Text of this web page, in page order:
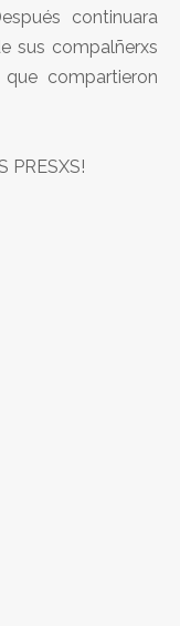
continuara
sus compalñerxs
compartieron
PRESXS!